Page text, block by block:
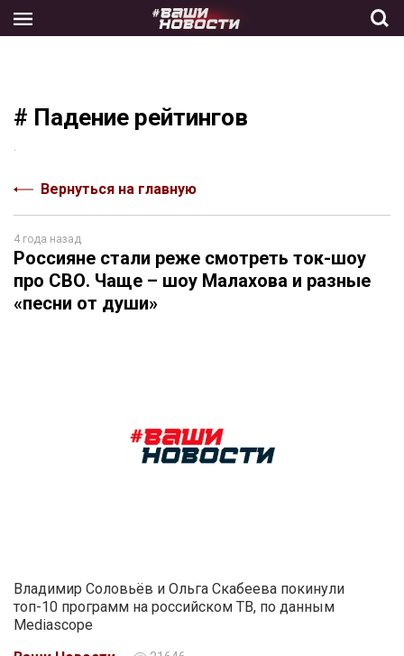
the
# Падение рейтингов
Вернуться на главную
4 года назад
Россияне стали реже смотреть ток-шоу
про СВО. Чаще – шоу Малахова и разные
«песни от души»
Владимир Соловьёв и Ольга Скабеева покинули
топ-10 программ на российском ТВ, по данным
Mediascope